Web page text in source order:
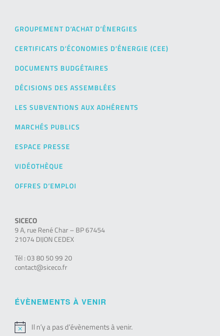
GROUPEMENT D’ACHAT D’ÉNERGIES
CERTIFICATS D’ÉCONOMIES D’ÉNERGIE (CEE)
DOCUMENTS BUDGÉTAIRES
DÉCISIONS DES ASSEMBLÉES
LES SUBVENTIONS AUX ADHÉRENTS
MARCHÉS PUBLICS
ESPACE PRESSE
VIDÉOTHÈQUE
OFFRES D’EMPLOI
SICECO
9 A, rue René Char – BP 67454
21074 DIJON CEDEX
Tél : 03 80 50 99 20
contact@siceco.fr
ÉVÈNEMENTS À VENIR
Il n’y a pas d’évènements à venir.